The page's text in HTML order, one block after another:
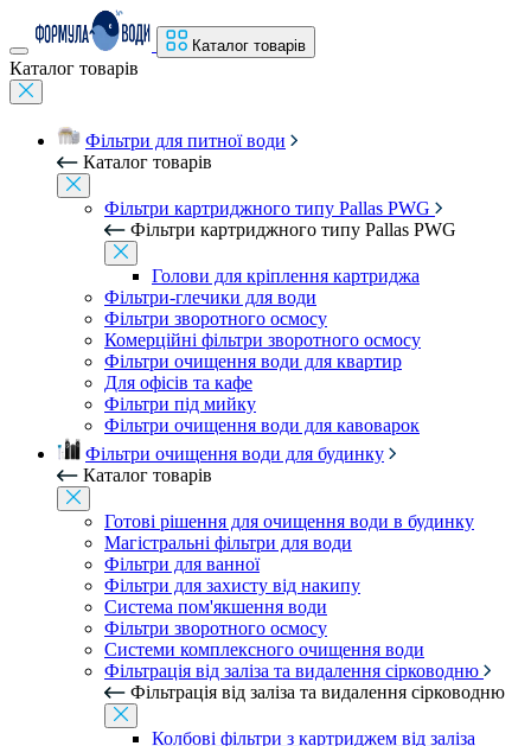
Каталог товарів
Каталог товарів
Фільтри для питної води
Каталог товарів
Фільтри картриджного типу Pallas PWG
Фільтри картриджного типу Pallas PWG
Голови для кріплення картриджа
Фільтри-глечики для води
Фільтри зворотного осмосу
Комерційні фільтри зворотного осмосу
Фільтри очищення води для квартир
Для офісів та кафе
Фільтри під мийку
Фільтри очищення води для кавоварок
Фільтри очищення води для будинку
Каталог товарів
Готові рішення для очищення води в будинку
Магістральні фільтри для води
Фільтри для ванної
Фільтри для захисту від накипу
Система пом'якшення води
Фільтри зворотного осмосу
Системи комплексного очищення води
Фільтрація від заліза та видалення сірководню
Фільтрація від заліза та видалення сірководню
Колбові фільтри з картриджем від заліза